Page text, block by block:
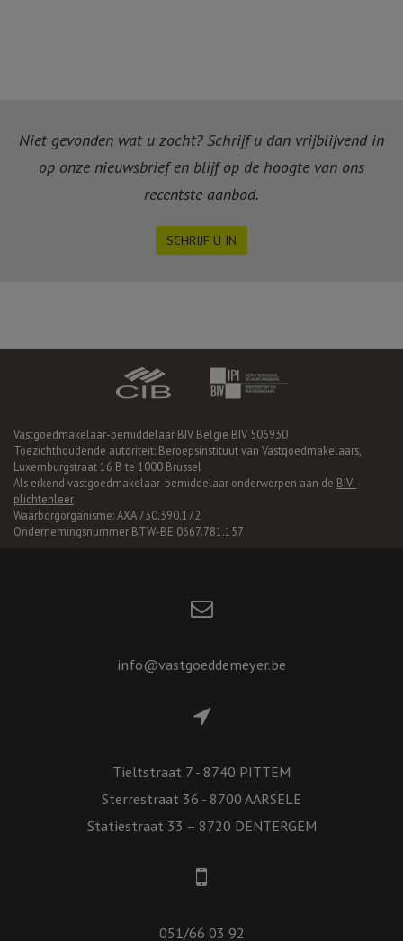
Niet gevonden wat u zocht? Schrijf u dan vrijblijvend in
op onze nieuwsbrief en blijf op de hoogte van ons
recentste aanbod.
SCHRIJF U IN
Vastgoedmakelaar-bemiddelaar BIV België BIV 506930
Toezichthoudende autoriteit: Beroepsinstituut van Vastgoedmakelaars,
Luxemburgstraat 16 B te 1000 Brussel
Als erkend vastgoedmakelaar-bemiddelaar onderworpen aan de BIV-
plichtenleer
Waarborgorganisme: AXA 730.390.172
Ondernemingsnummer BTW-BE 0667.781.157
info@vastgoeddemeyer.be
Tieltstraat 7 - 8740 PITTEM
Sterrestraat 36 - 8700 AARSELE
Statiestraat 33 – 8720 DENTERGEM
051/66 03 92